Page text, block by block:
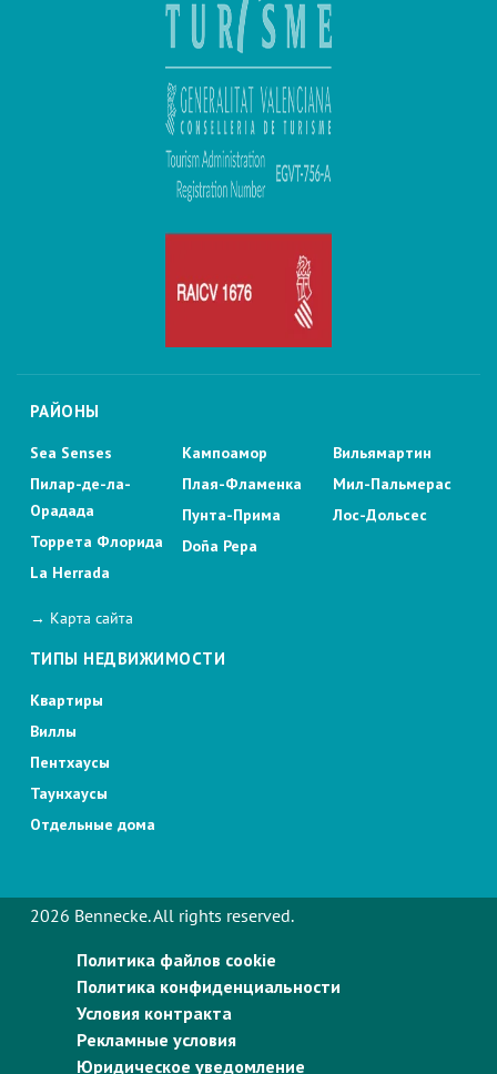
РАЙОНЫ
Sea Senses
Пилар-де-ла-
Орадада
Торрета Флорида
La Herrada
Кампоамор
Плая-Фламенка
Пунта-Прима
Doña Pepa
Вильямартин
Мил-Пальмерас
Лос-Дольсес
→ Карта сайта
ТИПЫ НЕДВИЖИМОСТИ
Квартиры
Виллы
Пентхаусы
Таунхаусы
Отдельные дома
2026 Bennecke. All rights reserved.
Политика файлов cookie
Политика конфиденциальности
Условия контракта
Рекламные условия
Юридическое уведомление